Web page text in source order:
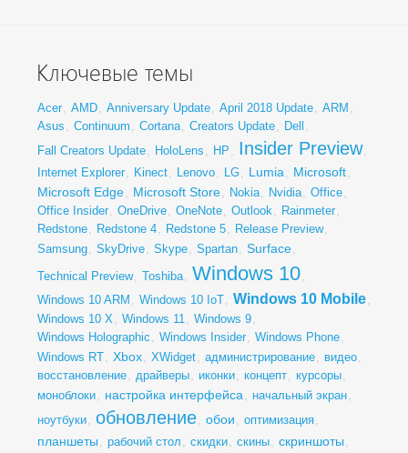
Ключевые темы
Acer, AMD, Anniversary Update, April 2018 Update, ARM ,
Asus , Continuum , Cortana, Creators Update, Dell ,
Fall Creators Update, HoloLens , HP , Insider Preview,
Internet Explorer, Kinect, Lenovo, LG, Lumia, Microsoft,
Microsoft Edge, Microsoft Store, Nokia, Nvidia, Office,
Office Insider, OneDrive, OneNote, Outlook, Rainmeter,
Redstone, Redstone 4, Redstone 5, Release Preview,
Samsung, SkyDrive, Skype, Spartan, Surface,
Technical Preview, Toshiba, Windows 10,
Windows 10 ARM , Windows 10 IoT, Windows 10 Mobile,
Windows 10 X, Windows 11, Windows 9,
Windows Holographic , Windows Insider, Windows Phone,
Windows RT, Xbox, XWidget, администрирование, видео,
восстановление, драйверы, иконки, концепт, курсоры,
моноблоки, настройка интерфейса, начальный экран,
ноутбуки, обновление, обои , оптимизация,
планшеты , рабочий стол , скидки, скины, скриншоты ,